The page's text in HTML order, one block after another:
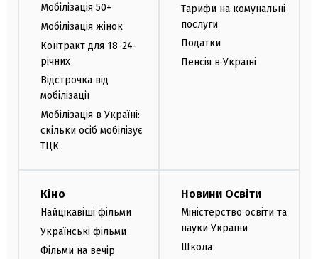
Мобілізація 50+
Мобілізація жінок
Контракт для 18-24-
річних
Відстрочка від
мобілізації
Мобілізація в Україні:
скільки осіб мобілізує
ТЦК
Тарифи на комунальні
послуги
Податки
Пенсія в Україні
Кіно
Найцікавіші фільми
Українські фільми
Фільми на вечір
Новини Освіти
Міністерство освіти та
науки України
Школа